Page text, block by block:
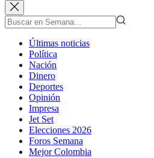
Últimas noticias
Política
Nación
Dinero
Deportes
Opinión
Impresa
Jet Set
Elecciones 2026
Foros Semana
Mejor Colombia